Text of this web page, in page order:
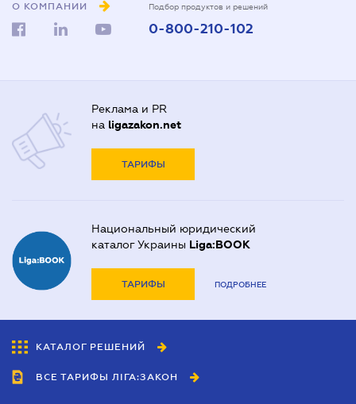
О КОМПАНИИ Подбор продуктов и решений
0-800-210-102
Реклама и PR
на ligazakon.net
ТАРИФЫ
Национальный юридический
каталог Украины Liga:BOOK
ТАРИФЫ ПОДРОБНЕЕ
КАТАЛОГ РЕШЕНИЙ
ВСЕ ТАРИФЫ ЛІГА:ЗАКОН